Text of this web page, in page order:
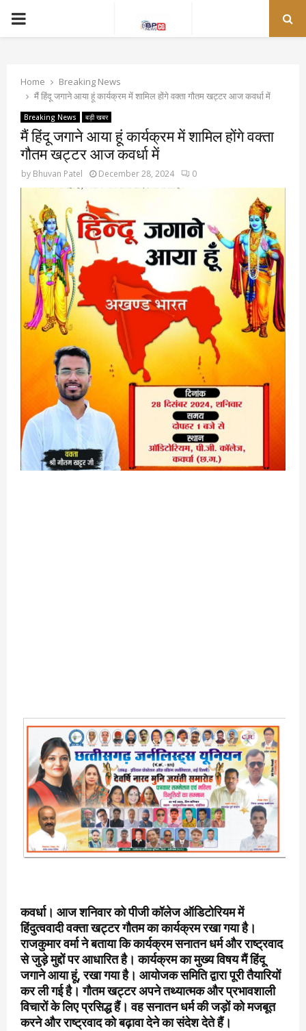
PRIMARY
Home
Breaking News
मैं हिंदू जगाने आया हूं कार्यक्रम में शामिल होंगे वक्ता गौतम खट्टर आज कवर्धा में
Breaking News बड़ी खबर
मैं हिंदू जगाने आया हूं कार्यक्रम में शामिल होंगे वक्ता
गौतम खट्टर आज कवर्धा में
by Bhuvan Patel December 28, 2024 0
कवर्धा। आज शनिवार को पीजी कॉलेज ऑडिटोरियम में
हिंदुत्ववादी वक्ता खट्टर गौतम का कार्यक्रम रखा गया है।
राजकुमार वर्मा ने बताया कि कार्यक्रम सनातन धर्म और राष्ट्रवाद
से जुड़े मुद्दों पर आधारित है। कार्यक्रम का मुख्य विषय मैं हिंदू
जगाने आया हूं, रखा गया है। आयोजक समिति द्वारा पूरी तैयारियों
कर ली गई है। गौतम खट्टर अपने तथ्यात्मक और प्रभावशाली
विचारों के लिए प्रसिद्ध हैं। वह सनातन धर्म की जड़ों को मजबूत
करने और राष्ट्रवाद को बढ़ावा देने का संदेश देते हैं।